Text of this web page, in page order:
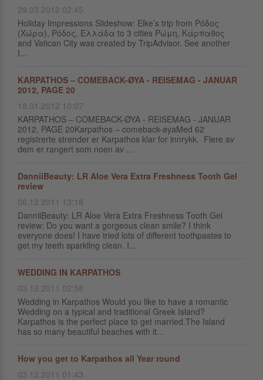
29.03.2012 02:45
Holiday Impressions Slideshow: Elke’s trip from Ρόδος
(Χώρα), Ρόδος, Ελλάδα to 3 cities Ρώμη, Κάρπαθος
and Vatican City was created by TripAdvisor. See another
Ι...
KARPATHOS – COMEBACK-ØYA - REISEMAG - JANUAR
2012, PAGE 20
18.01.2012 10:07
KARPATHOS – COMEBACK-ØYA - REISEMAG - JANUAR
2012, PAGE 20Karpathos – comeback-øyaMed 62
registrerte strender er Karpathos klar for innrykk. Flere av
dem er rangert som noen av ...
DanniiBeauty: LR Aloe Vera Extra Freshness Tooth Gel
review
06.12.2011 13:18
DanniiBeauty: LR Aloe Vera Extra Freshness Tooth Gel
review: Do you want a gorgeous clean smile? I think
everyone does! I have tried lots of different toothpastes to
get my teeth sparkling clean. I...
WEDDING IN KARPATHOS
03.12.2011 02:58
Wedding in Karpathos Would you like to have a romantic
Wedding on a typical and traditional Greek Island?
Karpathos is the perfect place to get married.The Island
has so many beautiful beaches with it...
How you get to Karpathos all Year round
03.12.2011 01:43